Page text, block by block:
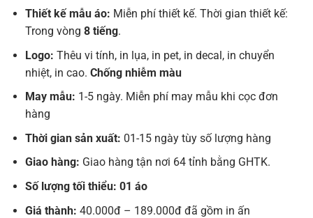
Thiết kế mẫu áo: Miễn phí thiết kế. Thời gian thiết kế:
Trong vòng 8 tiếng.
Logo: Thêu vi tính, in lụa, in pet, in decal, in chuyển
nhiệt, in cao. Chống nhiễm màu
May mẫu: 1-5 ngày. Miễn phí may mẫu khi cọc đơn
hàng
Thời gian sản xuất: 01-15 ngày tùy số lượng hàng
Giao hàng: Giao hàng tận nơi 64 tỉnh bằng GHTK.
Số lượng tối thiểu: 01 áo
Giá thành: 40.000đ – 189.000đ đã gồm in ấn